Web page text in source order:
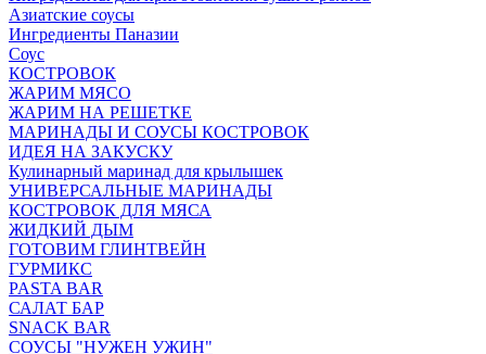
Азиатские соусы
Ингредиенты Паназии
Соус
КОСТРОВОК
ЖАРИМ МЯСО
ЖАРИМ НА РЕШЕТКЕ
МАРИНАДЫ И СОУСЫ КОСТРОВОК
ИДЕЯ НА ЗАКУСКУ
Кулинарный маринад для крылышек
УНИВЕРСАЛЬНЫЕ МАРИНАДЫ
КОСТРОВОК ДЛЯ МЯСА
ЖИДКИЙ ДЫМ
ГОТОВИМ ГЛИНТВЕЙН
ГУРМИКС
PASTA BAR
САЛАТ БАР
SNACK BAR
СОУСЫ "НУЖЕН УЖИН"